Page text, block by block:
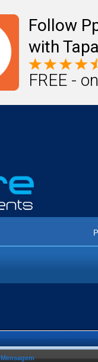
Follow
with
FREE -
Mensagem